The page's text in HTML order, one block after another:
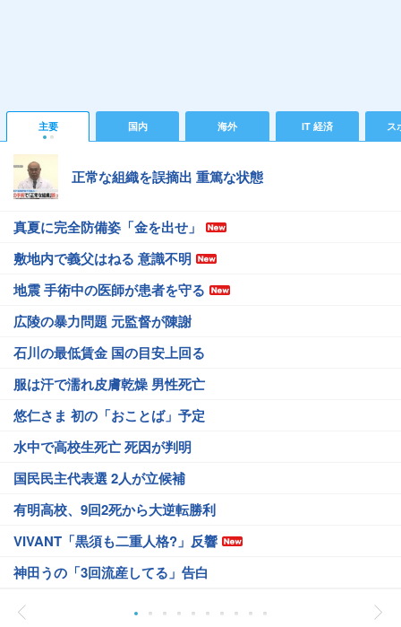
主要 国内 海外 IT 経済 ス
正常な組織を誤摘出 重篤な状態
真夏に完全防備姿「金を出せ」
敷地内で義父はねる 意識不明
地震 手術中の医師が患者を守る
広陵の暴力問題 元監督が陳謝
石川の最低賃金 国の目安上回る
服は汗で濡れ皮膚乾燥 男性死亡
悠仁さま 初の「おことば」予定
水中で高校生死亡 死因が判明
国民民主代表選 2人が立候補
有明高校、9回2死から大逆転勝利
VIVANT「黒須も二重人格?」反響
神田うの「3回流産してる」告白